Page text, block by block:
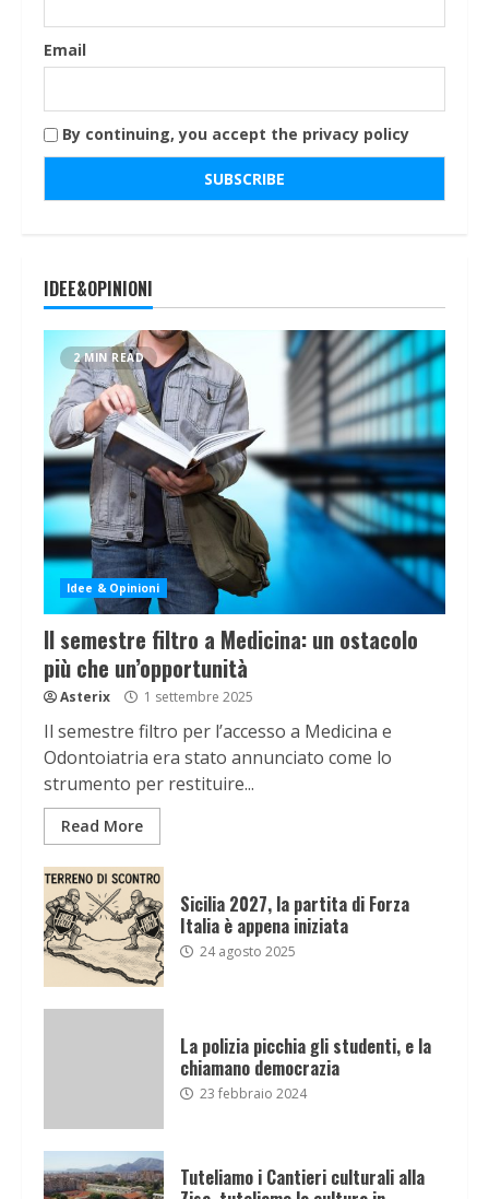
Email
By continuing, you accept the privacy policy
IDEE&OPINIONI
2 MIN READ
Idee & Opinioni
Il semestre filtro a Medicina: un ostacolo
più che un’opportunità
Asterix 1 settembre 2025
Il semestre filtro per l’accesso a Medicina e
Odontoiatria era stato annunciato come lo
strumento per restituire...
Read More
Sicilia 2027, la partita di Forza
Italia è appena iniziata
24 agosto 2025
La polizia picchia gli studenti, e la
chiamano democrazia
23 febbraio 2024
Tuteliamo i Cantieri culturali alla